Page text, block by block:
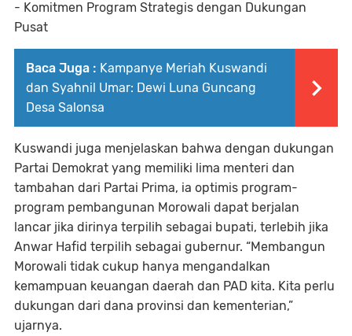
- Komitmen Program Strategis dengan Dukungan
Pusat
Baca Juga : Kampanye Meriah Kuswandi
dan Syahnil Umar: Dewi Luna Guncang
Desa Salonsa
Kuswandi juga menjelaskan bahwa dengan dukungan
Partai Demokrat yang memiliki lima menteri dan
tambahan dari Partai Prima, ia optimis program-
program pembangunan Morowali dapat berjalan
lancar jika dirinya terpilih sebagai bupati, terlebih jika
Anwar Hafid terpilih sebagai gubernur. “Membangun
Morowali tidak cukup hanya mengandalkan
kemampuan keuangan daerah dan PAD kita. Kita perlu
dukungan dari dana provinsi dan kementerian,”
ujarnya.